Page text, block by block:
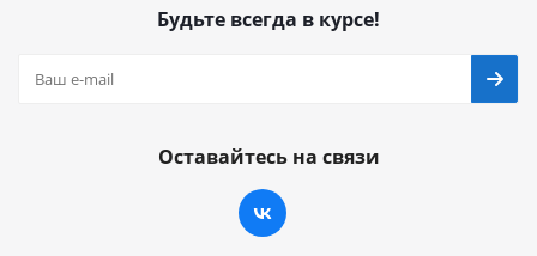
Будьте всегда в курсе!
Оставайтесь на связи